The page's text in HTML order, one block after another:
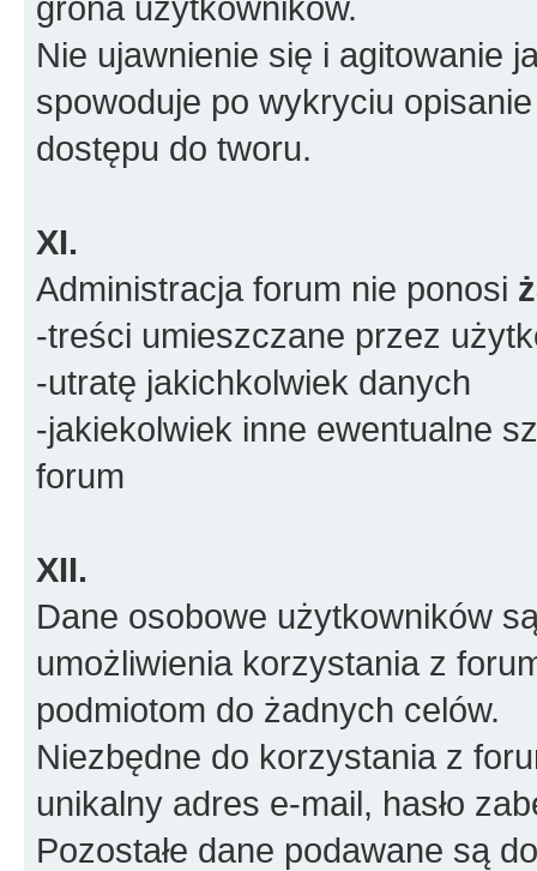
Nie ujawnienie się i agitowanie
spowoduje po wykryciu
dostępu do tworu.
XI.
Administracja forum nie ponosi
-treści umieszczane przez
-utratę jakichkolwiek danych
-jakiekolwiek inne ewentualne
forum
XII.
Dane osobowe użytkowników
umożliwienia korzystania z
podmiotom do żadnych celów.
Niezbędne do korzystania z
unikalny adres e-mail, hasło
Pozostałe dane podawane są